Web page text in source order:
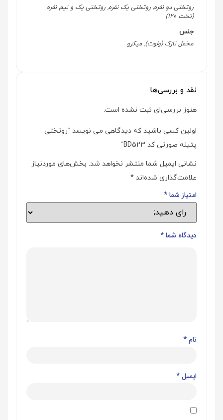
روتختی دو نفره, روتختی یک نفره, روتختی یک و نیم نفره
(تخت 120)
جنس
مخمل نازک (ولوت), میکرو
نقد و بررسی‌ها
هنوز بررسی‌ای ثبت نشده است.
اولین کسی باشید که دیدگاهی می نویسد “روتختی
پتینه صورتی کد BD523”
نشانی ایمیل شما منتشر نخواهد شد. بخش‌های موردنیاز
علامت‌گذاری شده‌اند *
امتیاز شما*
دیدگاه شما*
نام*
ایمیل*